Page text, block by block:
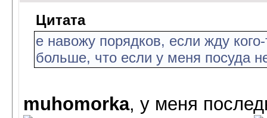
Цитата
е навожу порядков, если жду
больше, что если у меня посуда
muhomorka, у меня